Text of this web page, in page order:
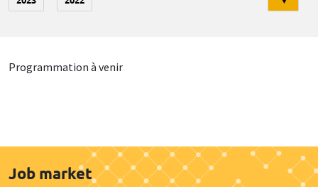
Programmation à venir
Job market